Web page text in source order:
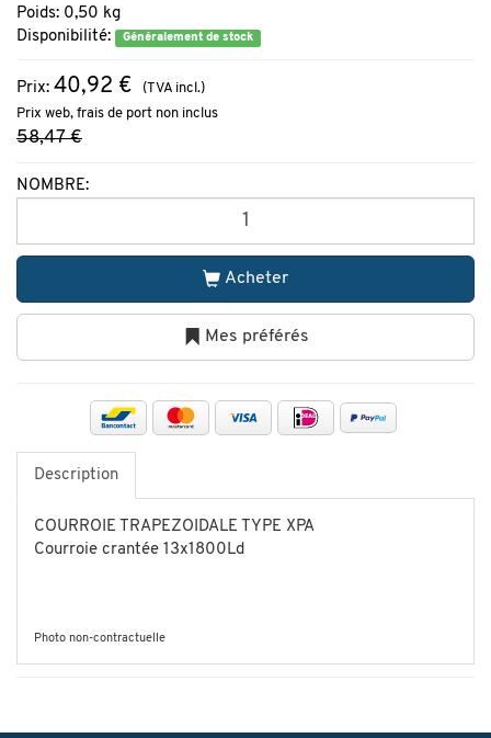
Poids: 0,50 kg
Disponibilité:
Généralement de stock
Prix: 40,92 €
(TVA incl.)
Prix web, frais de port non inclus
58,47 €
NOMBRE:
Acheter
Mes préférés
Description
COURROIE TRAPEZOIDALE TYPE XPA
Courroie crantée 13x1800Ld
Photo non-contractuelle